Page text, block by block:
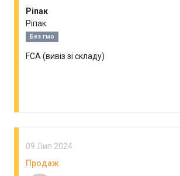
Ріпак
Ріпак
Без гмо
FCA (вивіз зі складу)
09 Лип 2024
Продаж